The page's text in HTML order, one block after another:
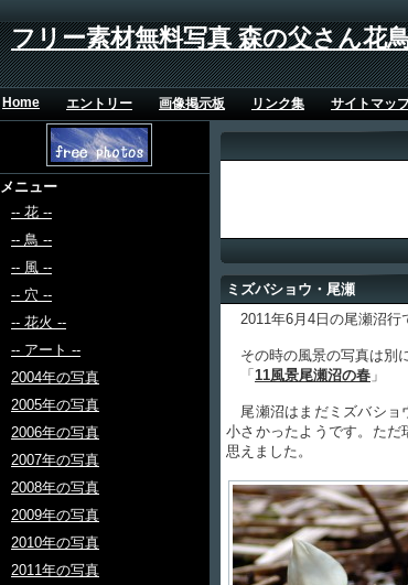
フリー素材無料写真 森の父さん花
Home エントリー 画像掲示板 リンク集 サイトマッ
メニュー
-- 花 --
-- 鳥 --
-- 風 --
-- 穴 --
-- 花火 --
-- アート --
2004年の写真
2005年の写真
2006年の写真
2007年の写真
2008年の写真
2009年の写真
2010年の写真
2011年の写真
ミズバショウ・尾瀬
2011年6月4日の尾瀬沼行
その時の風景の写真は別
「 11風景尾瀬沼の春 」
尾瀬沼はまだミズバショ
小さかったようです。ただ
思えました。